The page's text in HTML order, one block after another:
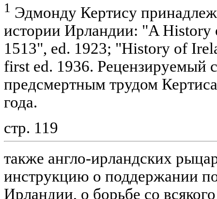
1 Эдмонду Кертису
истории Ирландии: "A History
1513", ed. 1923; "History of
first ed. 1936. Рецензируемый
предсмертным трудом
года.
стр. 119
также англо-ирландских
инструкцию о поддержании
Ирландии, о борьбе со